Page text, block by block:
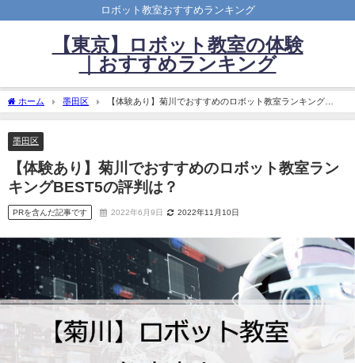
ロボット教室おすすめランキング
【東京】ロボット教室の体験
｜おすすめランキング
ホーム 墨田区
【体験あり】菊川でおすすめのロボット教室ランキング
BEST5の評判は？
墨田区
【体験あり】菊川でおすすめのロボット教室ラン
キングBEST5の評判は？
PRを含んだ記事です 2022年6月9日 2022年11月10日